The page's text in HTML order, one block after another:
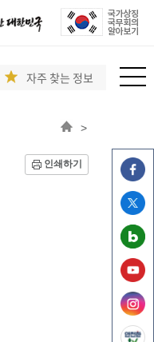
자주 찾는 정보
>
인쇄하기